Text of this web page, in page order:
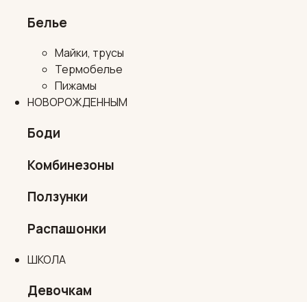
Белье
Майки, трусы
Термобелье
Пижамы
НОВОРОЖДЕННЫМ
Боди
Комбинезоны
Ползунки
Распашонки
ШКОЛА
Девочкам